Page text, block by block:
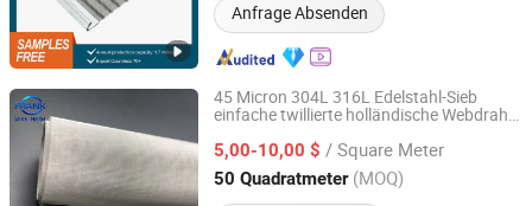
Anfrage Absenden
45 Micron 304L 316L Edelstahl-Sieb
einfache twillierte holländische Webdraht-
5,00-10,00 $ / Square Meter
50 Quadratmeter (MOQ)
Hebei Frank Wire Mesh Products Co., Ltd.
Hebei, China Seit 2025